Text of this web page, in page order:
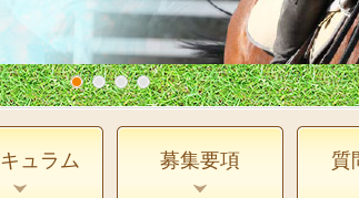
ュラム 募集要項 質